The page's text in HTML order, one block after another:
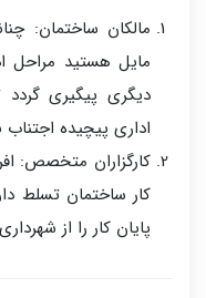
مالکان ساختمان:
مایل هستید مراحل
دیگری پیگیری
اداری پیچیده اجتناب
کارگزاران متخصص:
کار ساختمان تسلط
پایان کار را از